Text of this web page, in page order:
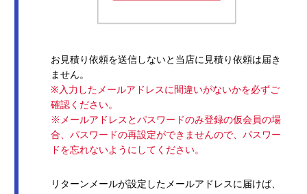
お見積り依頼を送信しないと当店に見積り依頼は届き
ません。
※入力したメールアドレスに間違いがないかを必ずご
確認ください。
※メールアドレスとパスワードのみ登録の仮会員の場
合、パスワードの再設定ができませんので、パスワー
ドを忘れないようにしてください。
リターンメールが設定したメールアドレスに届けば、